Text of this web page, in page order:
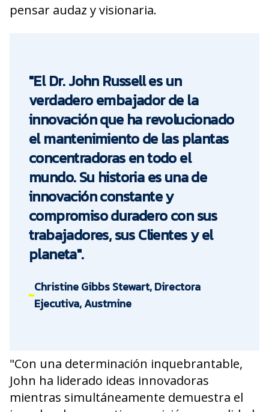
pensar audaz y visionaria.
"El Dr. John Russell es un
verdadero embajador de la
innovación que ha revolucionado
el mantenimiento de las plantas
concentradoras en todo el
mundo. Su historia es una de
innovación constante y
compromiso duradero con sus
trabajadores, sus Clientes y el
planeta".
Christine Gibbs Stewart, Directora
Ejecutiva, Austmine
"Con una determinación inquebrantable,
John ha liderado ideas innovadoras
mientras simultáneamente demuestra el